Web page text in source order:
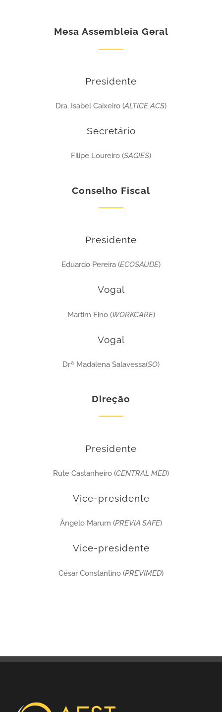
Mesa Assembleia Geral
Presidente
Dra. Isabel Caixeiro (ALTICE ACS)
Secretário
Filipe Loureiro (SAGIES)
Conselho Fiscal
Presidente
Eduardo Pereira (ECOSAUDE)
Vogal
Martim Fino (WORKCARE)
Vogal
Dr.ª Madalena Salavessa(SO)
Direção
Presidente
Rute Castanheiro (CENTRAL MED)
Vice-presidente
Ângelo Marum (PREVIA SAFE)
Vice-presidente
César Constantino (PREVIMED)